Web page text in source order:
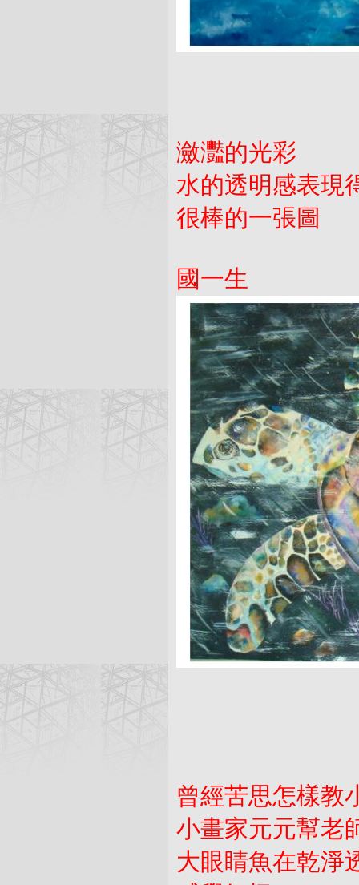
瀲灩的光彩
水的透明感表現
很棒的一張圖
國一生
曾經苦思怎樣教
小畫家元元幫老
大眼睛魚在乾淨